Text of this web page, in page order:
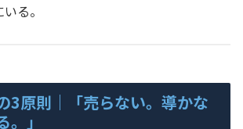
る。
3原則｜「売らない。導かな
」